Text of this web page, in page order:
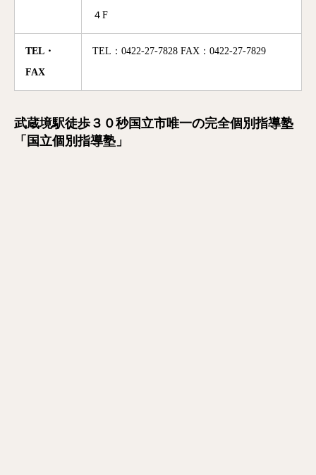
４F
TEL・
FAX
TEL：0422-27-7828 FAX：0422-27-7829
武蔵境駅徒歩３０秒国立市唯一の完全個別指導塾
「国立個別指導塾」